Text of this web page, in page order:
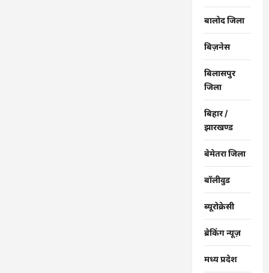
बालोद जिला
बिज़नेस
बिलासपुर
जिला
बिहार /
झारखण्ड
बेमेतरा जिला
बॉलीवुड
ब्यूरोक्रेसी
ब्रेकिंग न्यूज़
मध्य प्रदेश